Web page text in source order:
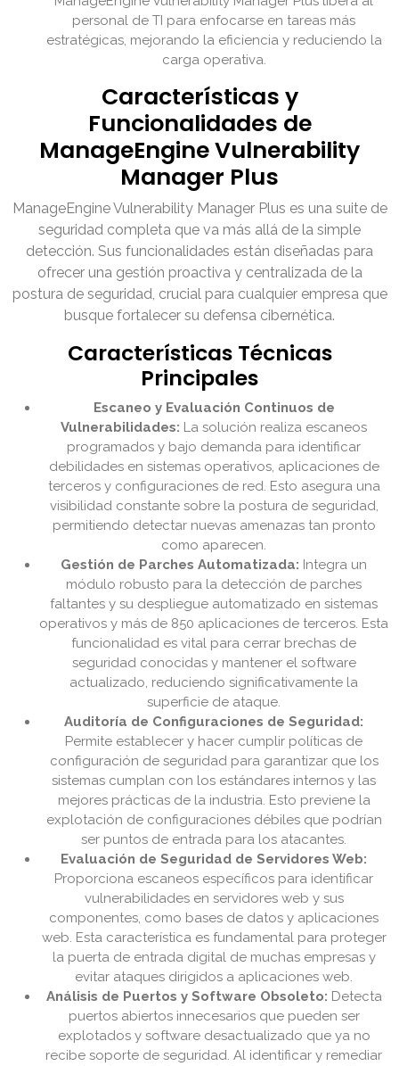
personal de TI para enfocarse en tareas más
estratégicas, mejorando la eficiencia y reduciendo la
carga operativa.
Características y
Funcionalidades de
ManageEngine Vulnerability
Manager Plus
ManageEngine Vulnerability Manager Plus es una suite de
seguridad completa que va más allá de la simple
detección. Sus funcionalidades están diseñadas para
ofrecer una gestión proactiva y centralizada de la
postura de seguridad, crucial para cualquier empresa que
busque fortalecer su defensa cibernética.
Características Técnicas
Principales
Escaneo y Evaluación Continuos de
Vulnerabilidades: La solución realiza escaneos
programados y bajo demanda para identificar
debilidades en sistemas operativos, aplicaciones de
terceros y configuraciones de red. Esto asegura una
visibilidad constante sobre la postura de seguridad,
permitiendo detectar nuevas amenazas tan pronto
como aparecen.
Gestión de Parches Automatizada: Integra un
módulo robusto para la detección de parches
faltantes y su despliegue automatizado en sistemas
operativos y más de 850 aplicaciones de terceros. Esta
funcionalidad es vital para cerrar brechas de
seguridad conocidas y mantener el software
actualizado, reduciendo significativamente la
superficie de ataque.
Auditoría de Configuraciones de Seguridad:
Permite establecer y hacer cumplir políticas de
configuración de seguridad para garantizar que los
sistemas cumplan con los estándares internos y las
mejores prácticas de la industria. Esto previene la
explotación de configuraciones débiles que podrían
ser puntos de entrada para los atacantes.
Evaluación de Seguridad de Servidores Web:
Proporciona escaneos específicos para identificar
vulnerabilidades en servidores web y sus
componentes, como bases de datos y aplicaciones
web. Esta característica es fundamental para proteger
la puerta de entrada digital de muchas empresas y
evitar ataques dirigidos a aplicaciones web.
Análisis de Puertos y Software Obsoleto: Detecta
puertos abiertos innecesarios que pueden ser
explotados y software desactualizado que ya no
recibe soporte de seguridad. Al identificar y remediar